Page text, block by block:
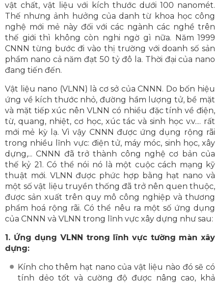
vật chất, vật liệu với kích thước dưới 100 nanomét.
Thế nhưng ảnh hưởng của danh từ khoa học công
nghệ mới mẻ này đối với các ngành các nghề trên
thế giới thì không còn nghi ngờ gì nữa. Năm 1999
CNNN từng bước đi vào thị trường với doanh số sản
phẩm nano cả năm đạt 50 tỷ đô la. Thời đại của nano
đang tiến đến.
Vật liệu nano (VLNN) là cơ sở của CNNN. Do bốn hiệu
ứng về kích thước nhỏ, đường hầm lượng tử, bề mặt
và mặt tiếp xúc nên VLNN có nhiều đặc tính về điện,
từ, quang, nhiệt, cơ học, xúc tác và sinh học v.v.... rất
mới mẻ kỳ lạ. Vì vậy CNNN được ứng dụng rộng rãi
trong nhiều lĩnh vực: điện tử, máy móc, sinh học, xây
dựng,... CNNN đã trở thành công nghệ cơ bản của
thế kỷ 21. Có thể nói nó là một cuộc cách mạng kỹ
thuật mới. VLNN được phức hợp bằng hạt nano và
một số vật liệu truyền thống đã trở nên quen thuộc,
được sản xuất trên quy mô công nghiệp và thương
phẩm hoá rộng rãi. Có thể nêu ra một số ứng dụng
của CNNN và VLNN trong lĩnh vực xây dựng như sau:
1. Ứng dụng VLNN trong lĩnh vực tường màn xây
dựng:
Kính cho thêm hạt nano của vật liệu nào đó sẽ có
tính dẻo tốt và cường độ được nâng cao, khả